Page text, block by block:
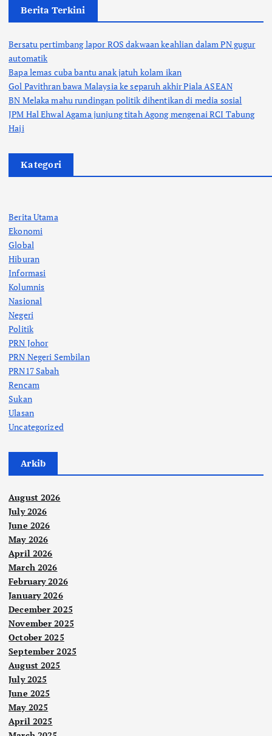
Berita Terkini
Bersatu pertimbang lapor ROS dakwaan keahlian dalam PN gugur
automatik
Bapa lemas cuba bantu anak jatuh kolam ikan
Gol Pavithran bawa Malaysia ke separuh akhir Piala ASEAN
BN Melaka mahu rundingan politik dihentikan di media sosial
JPM Hal Ehwal Agama junjung titah Agong mengenai RCI Tabung
Haji
Kategori
Berita Utama
Ekonomi
Global
Hiburan
Informasi
Kolumnis
Nasional
Negeri
Politik
PRN Johor
PRN Negeri Sembilan
PRN17 Sabah
Rencam
Sukan
Ulasan
Uncategorized
Arkib
August 2026
July 2026
June 2026
May 2026
April 2026
March 2026
February 2026
January 2026
December 2025
November 2025
October 2025
September 2025
August 2025
July 2025
June 2025
May 2025
April 2025